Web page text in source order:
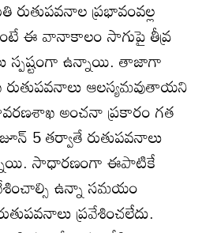
రుతుపవనాల ప్రభావంవల్ల
ఈ వానాకాలం సాగుపై తీవ్ర
స్పష్టంగా ఉన్నాయి. తాజాగా
ఆలస్యమవుతాయని
అంచనా ప్రకారం గత
5 తర్వాతే రుతుపవనాలు
సాధారణంగా ఈపాటికే
ఉన్నా సమయం
ప్రవేశించలేదు.